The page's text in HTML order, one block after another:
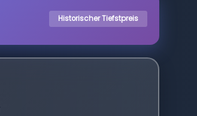
Historischer Tiefstpreis